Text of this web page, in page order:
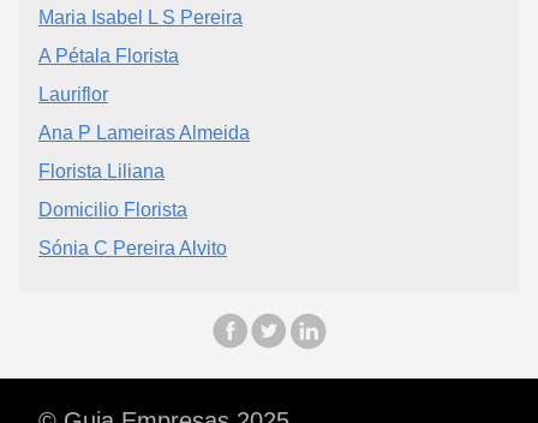
Maria Isabel L S Pereira
A Pétala Florista
Lauriflor
Ana P Lameiras Almeida
Florista Liliana
Domicilio Florista
Sónia C Pereira Alvito